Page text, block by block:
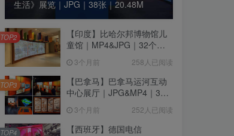
生活》展览｜JPG｜38张｜20.48M
【印度】比哈尔邦博物馆儿
童馆｜MP4&JPG｜32个｜
3个月前 258人已阅读
TOP2
【巴拿马】巴拿马运河互动
中心展厅｜JPG&MP4｜39
3个月前 252人已阅读
TOP3
【西班牙】德国电信
TOP4